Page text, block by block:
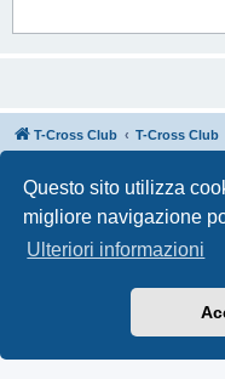
Questo sito utilizza
migliore navigazione
Ulteriori informazioni
T-Cross Club T-Cross Club
Creato da